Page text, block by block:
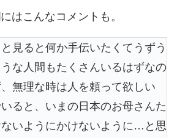
はこんなコメントも。
見ると何か手伝いたくてうずう
な人間もたくさんいるはずなの
無理な時は人を頼って欲しい
ると、いまの日本のお母さんた
いようにかけないように…と思